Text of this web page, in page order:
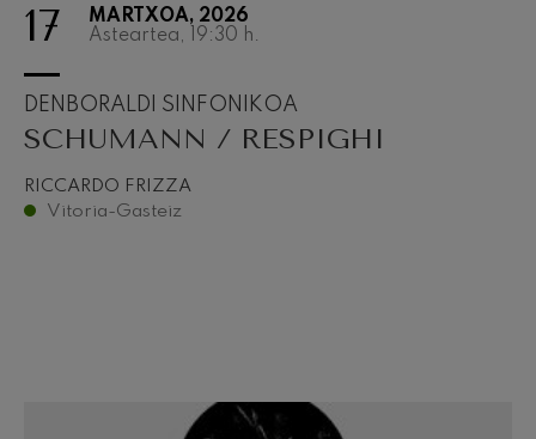
17
MARTXOA, 2026
Asteartea, 19:30 h.
DENBORALDI SINFONIKOA
SCHUMANN / RESPIGHI
RICCARDO FRIZZA
Vitoria-Gasteiz